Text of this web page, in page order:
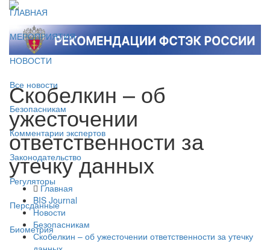
ГЛАВНАЯ
МЕРОПРИЯТИЯ
НОВОСТИ
Все новости
Безопасникам
Комментарии экспертов
Законодательство
Регуляторы
Персданные
Биометрия
Скобелкин – об
ужесточении
ответственности за
утечку данных
Главная
BIS Journal
Новости
Безопасникам
Скобелкин – об ужесточении ответственности за утечку